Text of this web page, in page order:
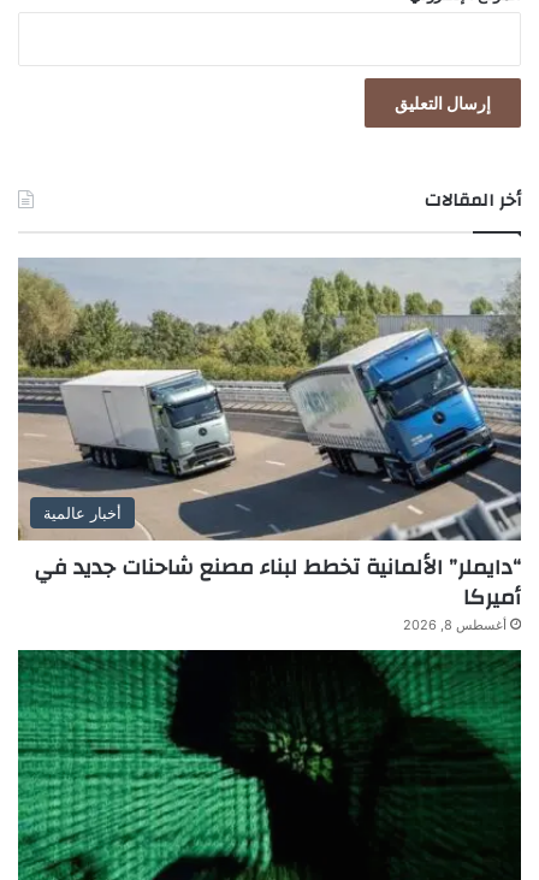
أخر المقالات
أخبار عالمية
“دايملر” الألمانية تخطط لبناء مصنع شاحنات جديد في
أميركا
أغسطس 8, 2026